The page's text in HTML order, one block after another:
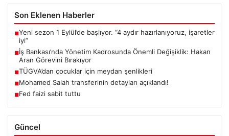
Son Eklenen Haberler
■Yeni sezon 1 Eylül’de başlıyor. “4 aydır hazırlanıyoruz, işaretler
iyi”
■İş Bankası’nda Yönetim Kadrosunda Önemli Değişiklik: Hakan
Aran Görevini Bırakıyor
■TÜGVA’dan çocuklar için meydan şenlikleri
■Mohamed Salah transferinin detayları açıklandı!
■Fed faizi sabit tuttu
Güncel